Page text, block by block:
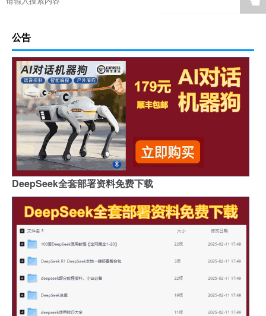
公告
DeepSeek全套部署资料免费下载